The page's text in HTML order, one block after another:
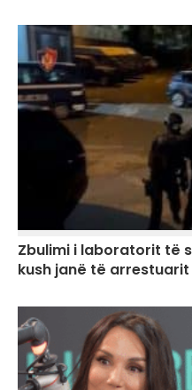
Zbulimi i laboratorit të
kush janë të arrestuarit